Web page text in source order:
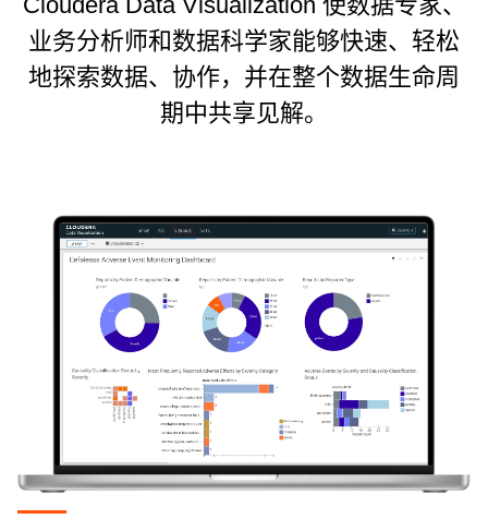
业务分析师和数据科学家能够快速、轻松
地探索数据、协作，并在整个数据生命周
期中共享见解。